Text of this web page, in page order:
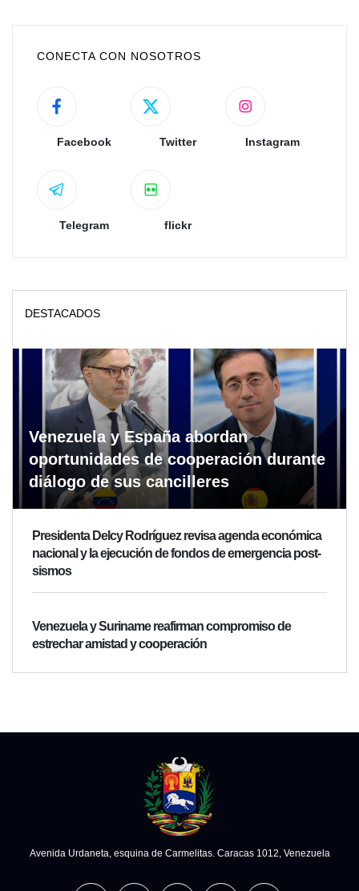
CONECTA CON NOSOTROS
Facebook Twitter Instagram
Telegram flickr
DESTACADOS
Venezuela y España abordan
oportunidades de cooperación durante
diálogo de sus cancilleres
Presidenta Delcy Rodríguez revisa agenda económica
nacional y la ejecución de fondos de emergencia post-
sismos
Venezuela y Suriname reafirman compromiso de
estrechar amistad y cooperación
Avenida Urdaneta, esquina de Carmelitas. Caracas 1012, Venezuela